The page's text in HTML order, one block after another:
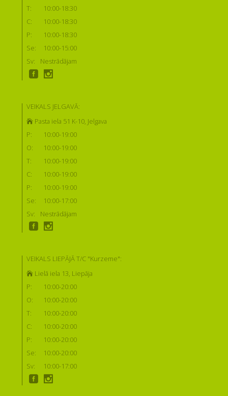
T:
10:00-18:30
C:
10:00-18:30
P:
10:00-18:30
Se:
10:00-15:00
Sv:
Nestrādājam
VEIKALS JELGAVĀ:
Pasta iela 51 K-10, Jelgava
P:
10:00-19:00
O:
10:00-19:00
T:
10:00-19:00
C:
10:00-19:00
P:
10:00-19:00
Se:
10:00-17:00
Sv:
Nestrādājam
VEIKALS LIEPĀJĀ T/C "Kurzeme":
Lielā iela 13, Liepāja
P:
10:00-20:00
O:
10:00-20:00
T:
10:00-20:00
C:
10:00-20:00
P:
10:00-20:00
Se:
10:00-20:00
Sv:
10:00-17:00